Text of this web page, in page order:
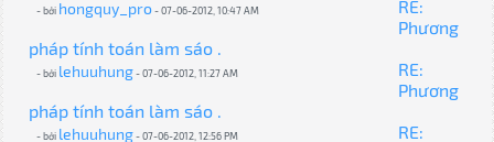
- bởi hongquy_pro- 07-06-2012, 10:47 AM
RE:
Phương
pháp tính toán làm sáo .
- bởi lehuuhung- 07-06-2012, 11:27 AM
RE:
Phương
pháp tính toán làm sáo .
- bởi lehuuhung- 07-06-2012, 12:56 PM
RE: